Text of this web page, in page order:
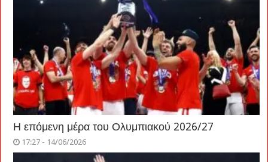
Η επόμενη μέρα του Ολυμπιακού 2026/27
17:27 - 14/06/2026